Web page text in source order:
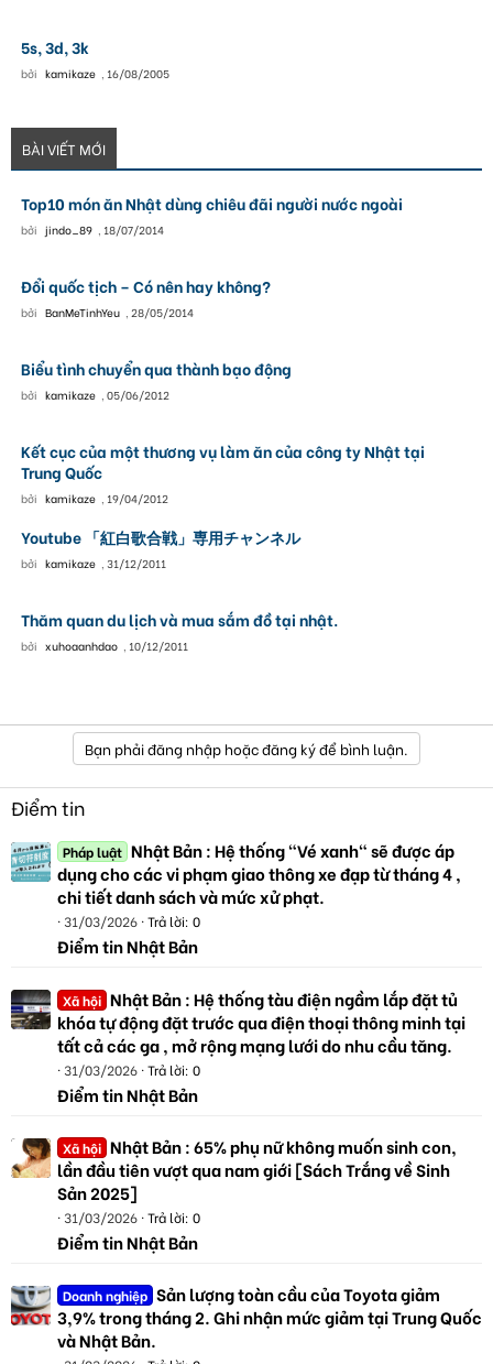
5s, 3d, 3k
bởi kamikaze , 16/08/2005
BÀI VIẾT MỚI
Top10 món ăn Nhật dùng chiêu đãi người nước ngoài
bởi jindo_89 , 18/07/2014
Đổi quốc tịch – Có nên hay không?
bởi BanMeTinhYeu , 28/05/2014
Biểu tình chuyển qua thành bạo động
bởi kamikaze , 05/06/2012
Kết cục của một thương vụ làm ăn của công ty Nhật tại
Trung Quốc
bởi kamikaze , 19/04/2012
Youtube 「紅白歌合戦」専用チャンネル
bởi kamikaze , 31/12/2011
Thăm quan du lịch và mua sắm đồ tại nhật.
bởi xuhoaanhdao , 10/12/2011
Bạn phải đăng nhập hoặc đăng ký để bình luận.
Điểm tin
Pháp luật Nhật Bản : Hệ thống "Vé xanh" sẽ được áp
dụng cho các vi phạm giao thông xe đạp từ tháng 4 ,
chi tiết danh sách và mức xử phạt.
31/03/2026 Trả lời: 0
Điểm tin Nhật Bản
Xã hội Nhật Bản : Hệ thống tàu điện ngầm lắp đặt tủ
khóa tự động đặt trước qua điện thoại thông minh tại
tất cả các ga , mở rộng mạng lưới do nhu cầu tăng.
31/03/2026 Trả lời: 0
Điểm tin Nhật Bản
Xã hội Nhật Bản : 65% phụ nữ không muốn sinh con,
lần đầu tiên vượt qua nam giới [Sách Trắng về Sinh
Sản 2025]
31/03/2026 Trả lời: 0
Điểm tin Nhật Bản
Doanh nghiệp Sản lượng toàn cầu của Toyota giảm
3,9% trong tháng 2. Ghi nhận mức giảm tại Trung Quốc
và Nhật Bản.